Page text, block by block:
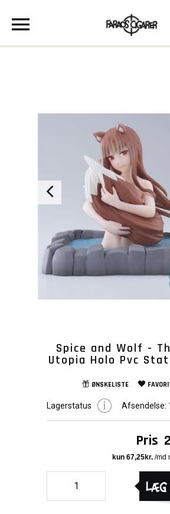
Spice and Wolf -
Utopia Holo Pvc
ØNSKELISTE
Lagerstatus Afsendelse:
Pris